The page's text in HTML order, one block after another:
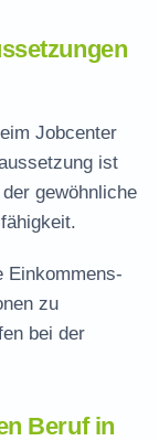
Jobcenter
ist
gewöhnliche
Einkommens-
zu
bei der
Beruf in